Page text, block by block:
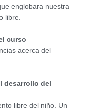
englobara nuestra
libre.
curso
acerca del
desarrollo del
libre del niño. Un